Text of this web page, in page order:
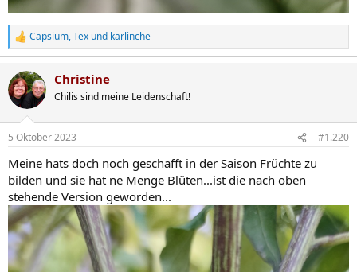
R
e
k
t
i
e
:
Capsium,Tex und karlinche
Christine
Chilis sind meine Leidenschaft!
5 Oktober 2023 #1.220
Meine hats doch noch geschafft in der Saison Früchte zu
bilden und sie hat ne Menge Blüten...ist die nach oben
stehende Version geworden...